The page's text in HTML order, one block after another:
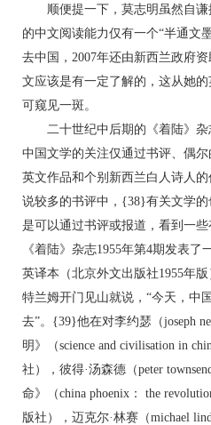
顺便提一下，莫志明虽然自谦
的中文阅读能力仅有一个“半通文
去中国，2007年还由新西兰政府
文应该是有一定了解的，这从她
可窥见一斑。
二十世纪中后期的《着陆》杂
中国文学的关注仅通过书评、偶
英文作品和个别新西兰白人诗人
说较多的书评中，{38}有关文学
是可以通过书评或报道，看到一些
《着陆》杂志1955年第4期发表了
英译本（北京外文出版社1955年
特兰姆开门见山就说，“今天，中
去”。{39}他在对李约瑟（joseph
明》（science and civilisation in
社），彼得·汤森德（peter
命》（china phoenix： the
版社），迈克尔·林赛（michael